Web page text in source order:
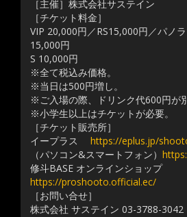
［主催］株式会社サステイン
［チケット料金］
VIP 20,000円／RS15,000円／パノラ
15,000円
S 10,000円
※全て税込み価格。
※当日は500円増し。
※ご入場の際、ドリンク代600円が
※小学生以上はチケットが必要。
［チケット販売所］
イープラス https://eplus.jp/
（パソコン&スマートフォン）
修斗BASE オンラインショップ
https://proshooto.official.ec/
［お問い合せ］
株式会社 サステイン 03-3788-3042